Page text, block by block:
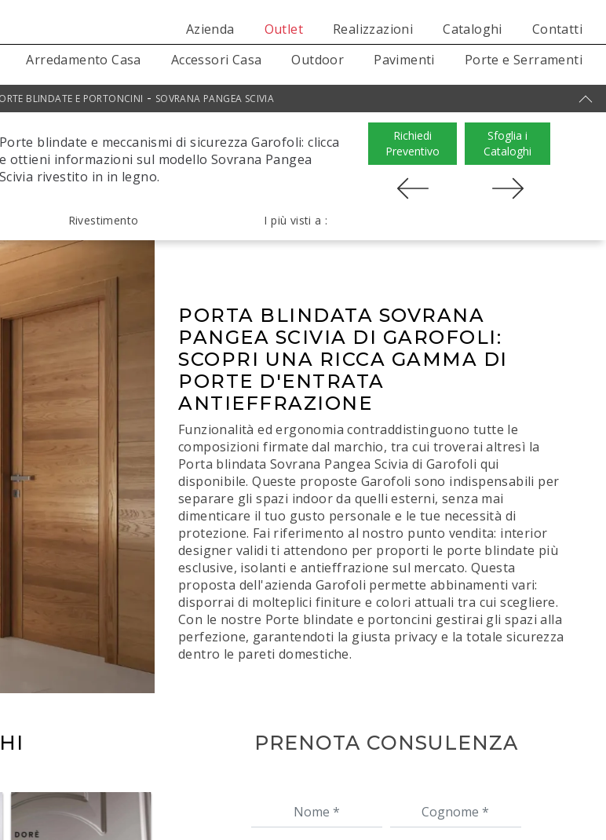
Azienda Outlet Realizzazioni Cataloghi
Contatti
Arredamento Casa Accessori Casa Outdoor Pavimenti Porte e Serramenti
BLINDATE E PORTONCINI - SOVRANA PANGEA SCIVIA
Porte blindate e meccanismi di sicurezza Garofoli: clicca
e ottieni informazioni sul modello Sovrana Pangea
Scivia rivestito in in legno.
Richiedi
Preventivo
Sfoglia i
Cataloghi
Rivestimento I più visti a :
PORTA BLINDATA SOVRANA
PANGEA SCIVIA DI GAROFOLI:
SCOPRI UNA RICCA GAMMA DI
PORTE D'ENTRATA
ANTIEFFRAZIONE
Funzionalità ed ergonomia contraddistinguono tutte le
composizioni firmate dal marchio, tra cui troverai altresì la
Porta blindata Sovrana Pangea Scivia di Garofoli qui
disponibile. Queste proposte Garofoli sono indispensabili per
separare gli spazi indoor da quelli esterni, senza mai
dimenticare il tuo gusto personale e le tue necessità di
protezione. Fai riferimento al nostro punto vendita: interior
designer validi ti attendono per proporti le porte blindate più
esclusive, isolanti e antieffrazione sul mercato. Questa
proposta dell'azienda Garofoli permette abbinamenti vari:
disporrai di molteplici finiture e colori attuali tra cui scegliere.
Con le nostre Porte blindate e portoncini gestirai gli spazi alla
perfezione, garantendoti la giusta privacy e la totale sicurezza
dentro le pareti domestiche.
PRENOTA CONSULENZA